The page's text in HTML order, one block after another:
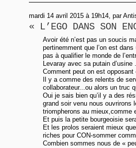
mardi 14 avril 2015 à 19h14, par
« L’EGO DANS SON
Avoir été n’est pas un soucis
pertinemment que l’on est
pas à qualifier le monde de
Levaray avec sa putain d’usine .
Comment peut on est opposant
Il y a comme des relents de
collaborateur...ou alors un truc
Oui je sais bien qu’il y a des
grand soir venu nous ouvrirons
triompherons au mieux,comme
Et puis la petite bourgeoisie
Et les prolos seraient mieux
riches pour CON-sommer
Combien sommes nous de «